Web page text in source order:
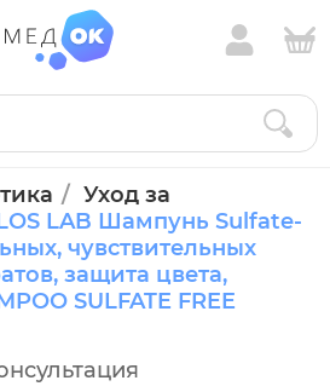
Уход за
LAB Шампунь Sulfate-
чувствительных
защита цвета,
SULFATE FREE